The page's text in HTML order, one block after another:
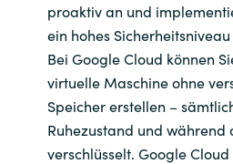
Slovenia
Spain
Sri
proaktiv an und
ein hohes
Bei Google Cloud können
virtuelle Maschine ohne
Speicher erstellen –
Ruhezustand und
verschlüsselt. Google